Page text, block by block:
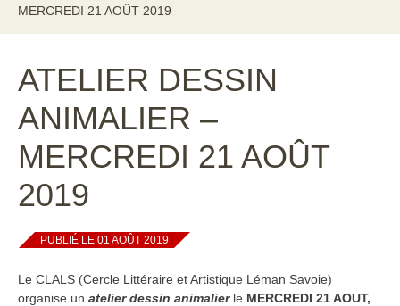
MERCREDI 21 AOÛT 2019
ATELIER DESSIN
ANIMALIER –
MERCREDI 21 AOÛT
2019
PUBLIÉ LE 01 AOÛT 2019
Le CLALS (Cercle Littéraire et Artistique Léman Savoie)
organise un atelier dessin animalierle MERCREDI 21 AOUT,